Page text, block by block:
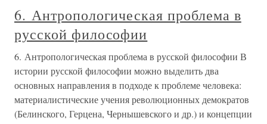
6. Антропологическая проблема в
русской философии
6. Антропологическая проблема в русской философии В
истории русской философии можно выделить два
основных направления в подходе к проблеме человека:
материалистические учения революционных демократов
(Белинского, Герцена, Чернышевского и др.) и концепции